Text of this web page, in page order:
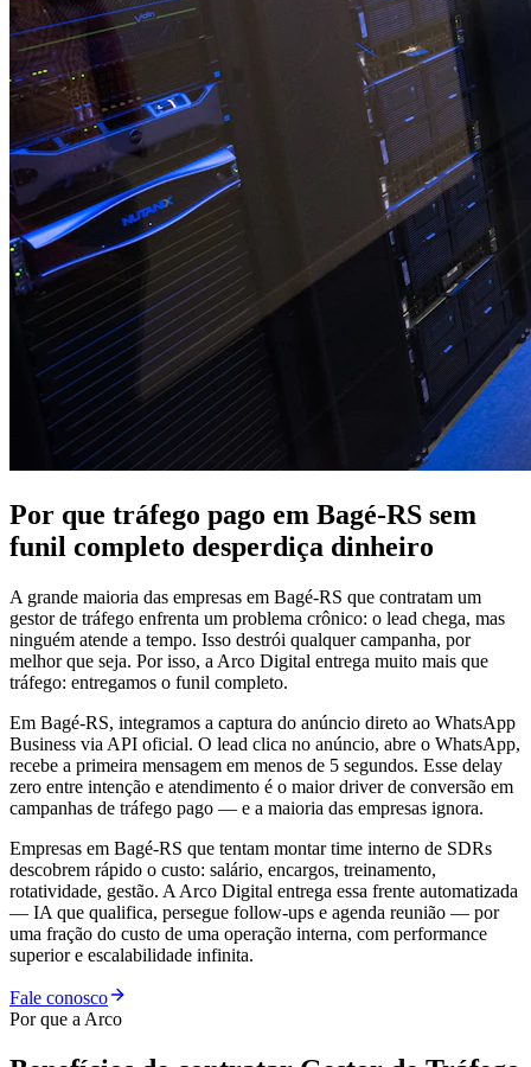
Por que tráfego pago em Bagé-RS sem
funil completo desperdiça dinheiro
A grande maioria das empresas em Bagé-RS que contratam um
gestor de tráfego enfrenta um problema crônico: o lead chega, mas
ninguém atende a tempo. Isso destrói qualquer campanha, por
melhor que seja. Por isso, a Arco Digital entrega muito mais que
tráfego: entregamos o funil completo.
Em Bagé-RS, integramos a captura do anúncio direto ao WhatsApp
Business via API oficial. O lead clica no anúncio, abre o WhatsApp,
recebe a primeira mensagem em menos de 5 segundos. Esse delay
zero entre intenção e atendimento é o maior driver de conversão em
campanhas de tráfego pago — e a maioria das empresas ignora.
Empresas em Bagé-RS que tentam montar time interno de SDRs
descobrem rápido o custo: salário, encargos, treinamento,
rotatividade, gestão. A Arco Digital entrega essa frente automatizada
— IA que qualifica, persegue follow-ups e agenda reunião — por
uma fração do custo de uma operação interna, com performance
superior e escalabilidade infinita.
Fale conosco
Por que a Arco